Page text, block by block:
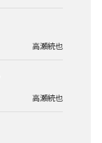
高瀬統也
高瀬統也